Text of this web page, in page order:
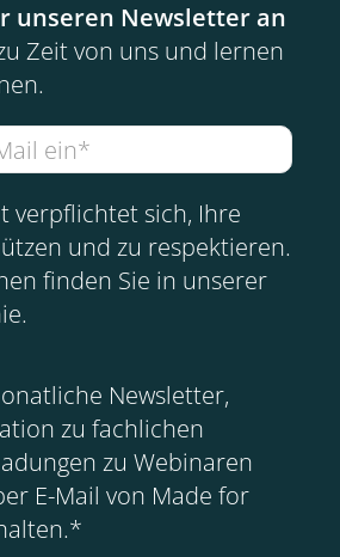
unseren Newsletter an
Zeit von uns und lernen
verpflichtet sich, Ihre
und zu respektieren.
finden Sie in unserer
.
Newsletter,
zu fachlichen
zu Webinaren
E-Mail von Made for
*